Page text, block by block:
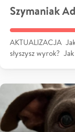
Szymaniak
AKTUALIZACJA
słyszysz wyrok?